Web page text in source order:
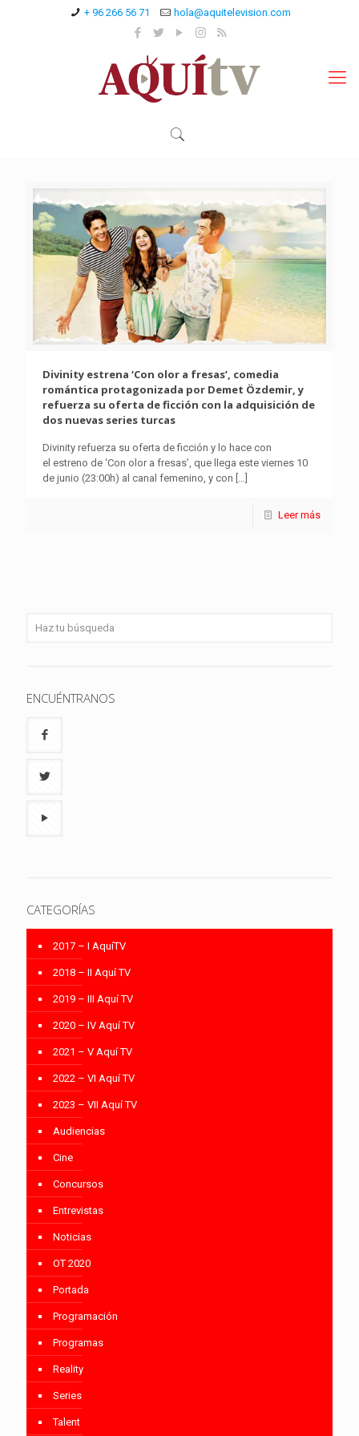
+ 96 266 56 71 hola@aquitelevision.com
Divinity estrena ‘Con olor a fresas’, comedia
romántica protagonizada por Demet Özdemir, y
refuerza su oferta de ficción con la adquisición de
dos nuevas series turcas
Divinity refuerza su oferta de ficción y lo hace con
el estreno de ‘Con olor a fresas’, que llega este viernes 10
de junio (23:00h) al canal femenino, y con […]
Leer más
ENCUÉNTRANOS
CATEGORÍAS
2017 – I AquíTV
2018 – II Aquí TV
2019 – III Aquí TV
2020 – IV Aquí TV
2021 – V Aquí TV
2022 – VI Aquí TV
2023 – VII Aquí TV
Audiencias
Cine
Concursos
Entrevistas
Noticias
OT 2020
Portada
Programación
Programas
Reality
Series
Talent